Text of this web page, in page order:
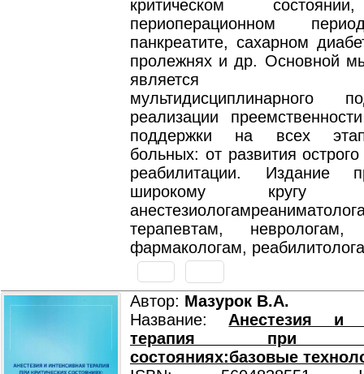
критическом
периоперационном
панкреатите, сахарном
пролежнях и др. Основной
является
мультидисциплинарного
реализации
поддержки на всех
больных: от развития
реабилитации. Издание
широкому кругу
терапевтам, неврологам,
фармакологам,
Автор: Мазурок В.А.
Название: Анестезия и
терапия при
состояниях:базовые